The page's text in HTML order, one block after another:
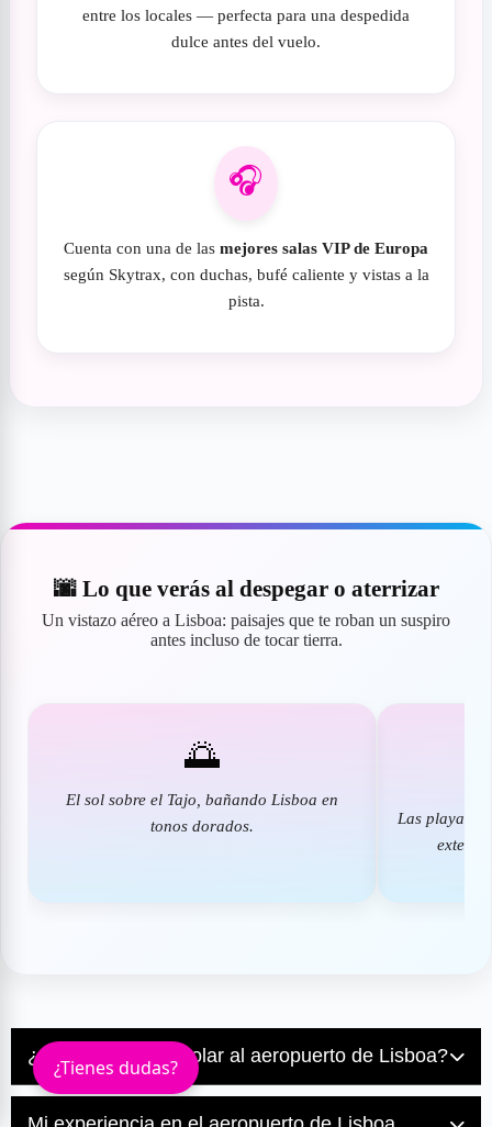
entre los locales — perfecta para una despedida
dulce antes del vuelo.
🎧
Cuenta con una de las mejores salas VIP de Europa
según Skytrax, con duchas, bufé caliente y vistas a la
pista.
🌆 Lo que verás al despegar o aterrizar
Un vistazo aéreo a Lisboa: paisajes que te roban un suspiro
antes incluso de tocar tierra.
🌅
El sol sobre el Tajo, bañando Lisboa en
tonos dorados.
Las playas
¿Merece la pena volar al aeropuerto de Lisboa?
merece la pena por su ubicación estratégica y su buena
¿Tienes dudas?